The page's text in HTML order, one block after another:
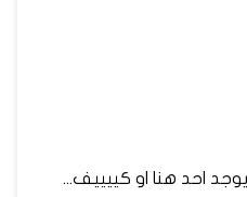
احد هنا او كييييف...